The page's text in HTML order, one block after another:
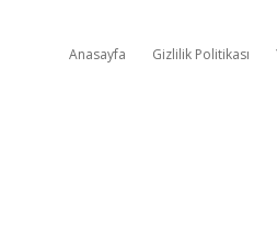
Anasayfa Gizlilik Politikası